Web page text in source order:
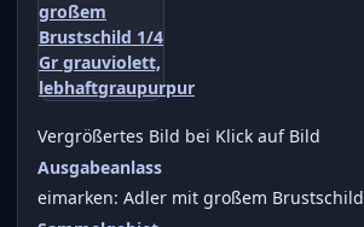
Vergrößertes Bild bei Klick auf Bild
Ausgabeanlass
eimarken: Adler mit großem Brustschild